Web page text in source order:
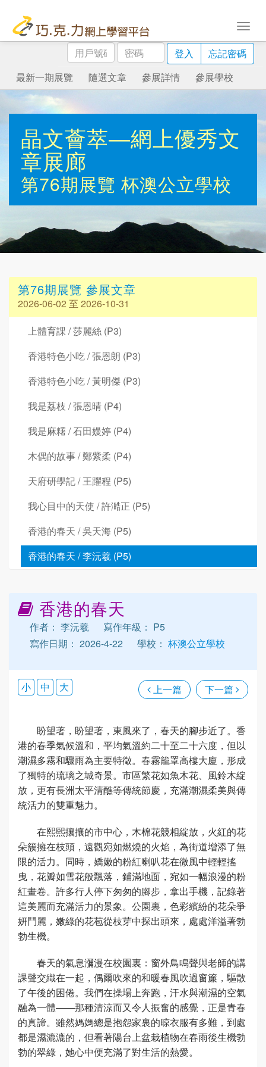
用
戶
號
碼
密
碼
登入
忘記密碼
最新一期展覽
隨選文章 參展詳情 參展學校
晶文薈萃—網上優秀文
章展廊
第76期展覽 杯澳公立學校
第76期展覽 參展文章
2026-06-02 至 2026-10-31
上體育課 / 莎麗絲 (P3)
香港特色小吃 / 張恩朗 (P3)
香港特色小吃 / 黃明傑 (P3)
我是荔枝 / 張恩晴 (P4)
我是麻糬 / 石田嫚婷 (P4)
木偶的故事 / 鄭紫柔 (P4)
天府研學記 / 王躍程 (P5)
我心目中的天使 / 許澔正 (P5)
香港的春天 / 吳天海 (P5)
香港的春天 / 李沅羲 (P5)
香港的春天
作者： 李沅羲
寫作年級： P5
寫作日期： 2026-4-22
學校： 杯澳公立學校
上一篇 下一篇
小 中 大
盼望著，盼望著，東風來了，春天的腳步近了。香
港的春季氣候溫和，平均氣溫約二十至二十六度，但以
潮濕多霧和驟雨為主要特徵。春霧籠罩高樓大廈，形成
了獨特的琉璃之城奇景。市區繁花如魚木花、風鈴木綻
放，更有長洲太平清醮等傳統節慶，充滿潮濕柔美與傳
統活力的雙重魅力。
在熙熙攘攘的市中心，木棉花競相綻放，火紅的花
朵簇擁在枝頭，遠觀宛如燃燒的火焰，為街道增添了無
限的活力。同時，嬌嫩的粉紅喇叭花在微風中輕輕搖
曳，花瓣如雪花般飄落，鋪滿地面，宛如一幅浪漫的粉
紅畫卷。許多行人停下匆匆的腳步，拿出手機，記錄著
這美麗而充滿活力的景象。公園裏，色彩繽紛的花朵爭
妍鬥麗，嫩綠的花苞從枝芽中探出頭來，處處洋溢著勃
勃生機。
春天的氣息瀰漫在校園裏：窗外鳥鳴聲與老師的講
課聲交織在一起，偶爾吹來的和暖春風吹過窗簾，驅散
了午後的困倦。我們在操場上奔跑，汗水與潮濕的空氣
融為一體——那種清涼而又令人振奮的感覺，正是青春
的真諦。雖然媽媽總是抱怨家裏的晾衣服有多難，到處
都是濕漉漉的，但看著陽台上盆栽植物在春雨後生機勃
勃的翠綠，她心中便充滿了對生活的熱愛。